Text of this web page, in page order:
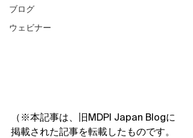
ブログ
ウェビナー
（※本記事は、旧MDPI Japan Blogに
掲載された記事を転載したものです。